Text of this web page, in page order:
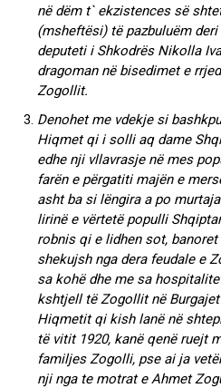
në dëm t` ekzistences së
(msheftësi) të pazbuluëm
deputeti i Shkodrës Nikolla
dragoman në bisedimet e
Zogollit.
Denohet me vdekje si
Hiqmet qi i solli aq dame
edhe nji vllavrasje në mes
farën e përgatiti majën e
asht ba si lëngira a po
lirinë e vërtetë populli
robnis qi e lidhen sot,
shekujsh nga dera feudale e
sa kohë dhe me sa
kshtjell të Zogollit në
Hiqmetit qi kish lanë në
të vitit 1920, kanë qenë ruejt
familjes Zogolli, pse ai ja
nji nga te motrat e Ahmet